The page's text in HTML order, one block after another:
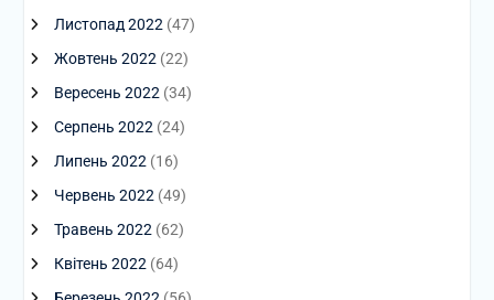
Листопад 2022 (47)
Жовтень 2022 (22)
Вересень 2022 (34)
Серпень 2022 (24)
Липень 2022 (16)
Червень 2022 (49)
Травень 2022 (62)
Квітень 2022 (64)